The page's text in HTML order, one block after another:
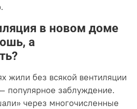
в новом доме
а
жили без всякой вентиляции
популярное заблуждение.
через многочисленные